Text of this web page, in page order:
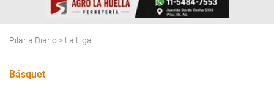
Pilar a Diario > La Liga
Básquet